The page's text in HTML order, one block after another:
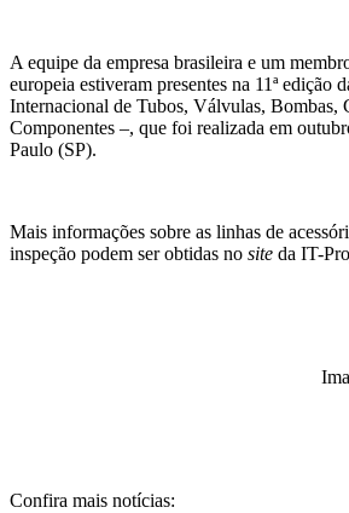
A equipe da empresa brasileira e um
europeia estiveram presentes na 11ª edição
Internacional de Tubos, Válvulas, Bombas,
Componentes –, que foi realizada em
Paulo (SP).
Mais informações sobre as linhas de
inspeção podem ser obtidas no site da IT-
Confira mais notícias: